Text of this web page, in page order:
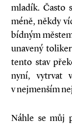
mladík. Často
méně, někdy
bídným
unavený
tento stav
nyní, vytrvat
v nejmenším
Náhle se můj